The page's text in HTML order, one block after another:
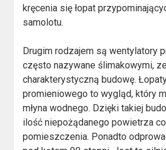
kręcenia się łopat
samolotu.
Drugim rodzajem są wentylatory
często nazywane ślimakowymi,
charakterystyczną budowę.
promieniowego to wygląd, który
młyna wodnego. Dzięki takiej
ilość niepożądanego powietrza
pomieszczenia. Ponadto